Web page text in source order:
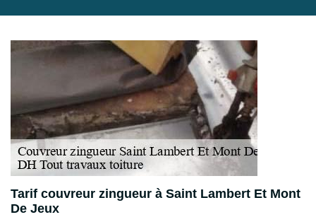
Tarif couvreur zingueur à Saint Lambert Et Mont
De Jeux